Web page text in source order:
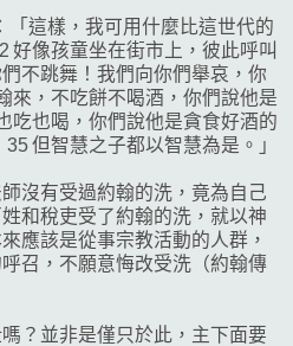
「這樣，我可用什麼比這世代的
好像孩童坐在街市上，彼此呼叫
不跳舞！我們向你們舉哀，你
來，不吃餅不喝酒，你們說他是
吃也喝，你們說他是貪食好酒的
但智慧之子都以智慧為是。」
沒有受過約翰的洗，竟為自己
和稅吏受了約翰的洗，就以神
應該是從事宗教活動的人群，
召，不願意悔改受洗（約翰傳
？並非是僅只於此，主下面要